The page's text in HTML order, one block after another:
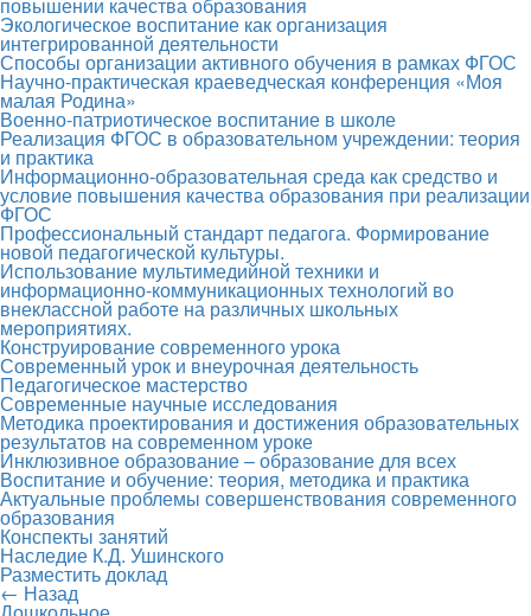
Экологическое воспитание как организация
интегрированной деятельности
Способы организации активного обучения в рамках ФГОС
Научно-практическая краеведческая конференция «Моя
малая Родина»
Военно-патриотическое воспитание в школе
Реализация ФГОС в образовательном учреждении: теория
и практика
Информационно-образовательная среда как средство и
условие повышения качества образования при реализации
ФГОС
Профессиональный стандарт педагога. Формирование
новой педагогической культуры.
Использование мультимедийной техники и
информационно-коммуникационных технологий во
внеклассной работе на различных школьных
мероприятиях.
Конструирование современного урока
Современный урок и внеурочная деятельность
Педагогическое мастерство
Современные научные исследования
Методика проектирования и достижения образовательных
результатов на современном уроке
Инклюзивное образование – образование для всех
Воспитание и обучение: теория, методика и практика
Актуальные проблемы совершенствования современного
образования
Конспекты занятий
Наследие К.Д. Ушинского
Разместить доклад
← Назад